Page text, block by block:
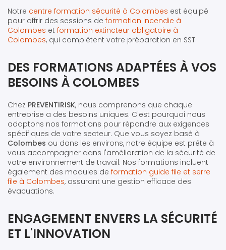
Notre centre formation sécurité à Colombes est équipé
pour offrir des sessions de formation incendie à
Colombes et formation extincteur obligatoire à
Colombes, qui complètent votre préparation en SST.
DES FORMATIONS ADAPTÉES À VOS
BESOINS À COLOMBES
Chez PREVENTIRISK, nous comprenons que chaque
entreprise a des besoins uniques. C'est pourquoi nous
adaptons nos formations pour répondre aux exigences
spécifiques de votre secteur. Que vous soyez basé à
Colombes ou dans les environs, notre équipe est prête à
vous accompagner dans l'amélioration de la sécurité de
votre environnement de travail. Nos formations incluent
également des modules de formation guide file et serre
file à Colombes, assurant une gestion efficace des
évacuations.
ENGAGEMENT ENVERS LA SÉCURITÉ
ET L'INNOVATION